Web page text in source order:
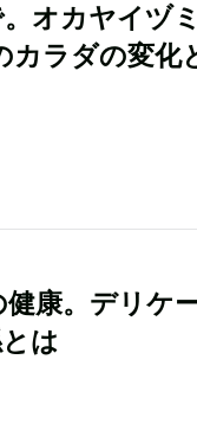
オカヤイヅ
ラダの変化
康。デリケ
は